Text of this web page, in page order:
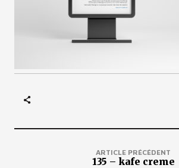
ARTICLE PRÉCÉDENT
135 – kafe creme